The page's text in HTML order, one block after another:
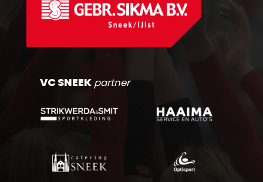
VC SNEEK partner